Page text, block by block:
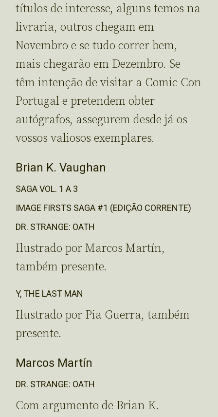
títulos de interesse, alguns temos na
livraria, outros chegam em
Novembro e se tudo correr bem,
mais chegarão em Dezembro. Se
têm intenção de visitar a Comic Con
Portugal e pretendem obter
autógrafos, assegurem desde já os
vossos valiosos exemplares.
Brian K. Vaughan
SAGA VOL. 1 A 3
IMAGE FIRSTS SAGA #1 (EDIÇÃO CORRENTE)
DR. STRANGE: OATH
Ilustrado por Marcos Martín,
também presente.
Y, THE LAST MAN
Ilustrado por Pia Guerra, também
presente.
Marcos Martín
DR. STRANGE: OATH
Com argumento de Brian K.